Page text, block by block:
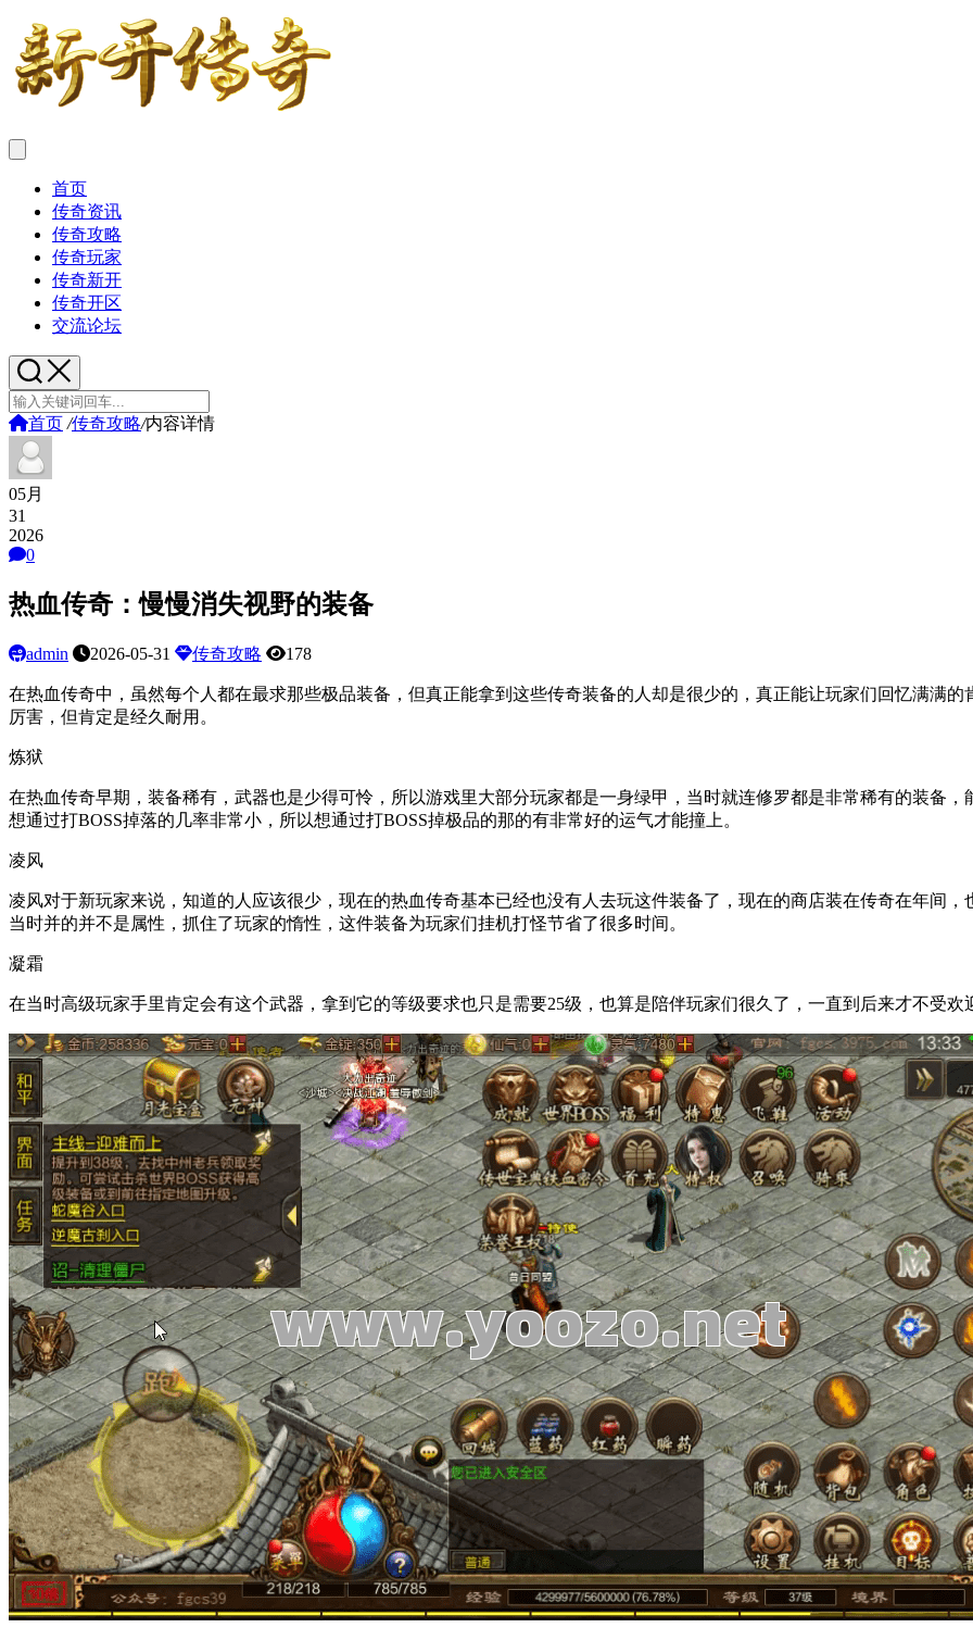
首页
传奇资讯
传奇攻略
传奇玩家
传奇新开
传奇开区
交流论坛
首页 /传奇攻略/内容详情
05月
31
2026
0
热血传奇：慢慢消失视野的装备
admin 2026-05-31 传奇攻略 178
在热血传奇中，虽然每个人都在最求那些极品装备，但真正能拿到这些传奇装备的人却是很少的，真正能让玩家们回忆满满
厉害，但肯定是经久耐用。
炼狱
在热血传奇早期，装备稀有，武器也是少得可怜，所以游戏里大部分玩家都是一身绿甲，当时就连修罗都是非常稀有的装备
想通过打BOSS掉落的几率非常小，所以想通过打BOSS掉极品的那的有非常好的运气才能撞上。
凌风
凌风对于新玩家来说，知道的人应该很少，现在的热血传奇基本已经也没有人去玩这件装备了，现在的商店装在传奇在年间
当时并的并不是属性，抓住了玩家的惰性，这件装备为玩家们挂机打怪节省了很多时间。
凝霜
在当时高级玩家手里肯定会有这个武器，拿到它的等级要求也只是需要25级，也算是陪伴玩家们很久了，一直到后来才不受欢